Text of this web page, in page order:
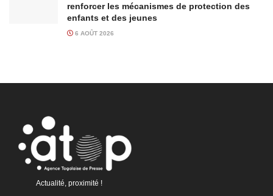
renforcer les mécanismes de protection des
enfants et des jeunes
6 AOÛT 2026
Actualité, proximité !